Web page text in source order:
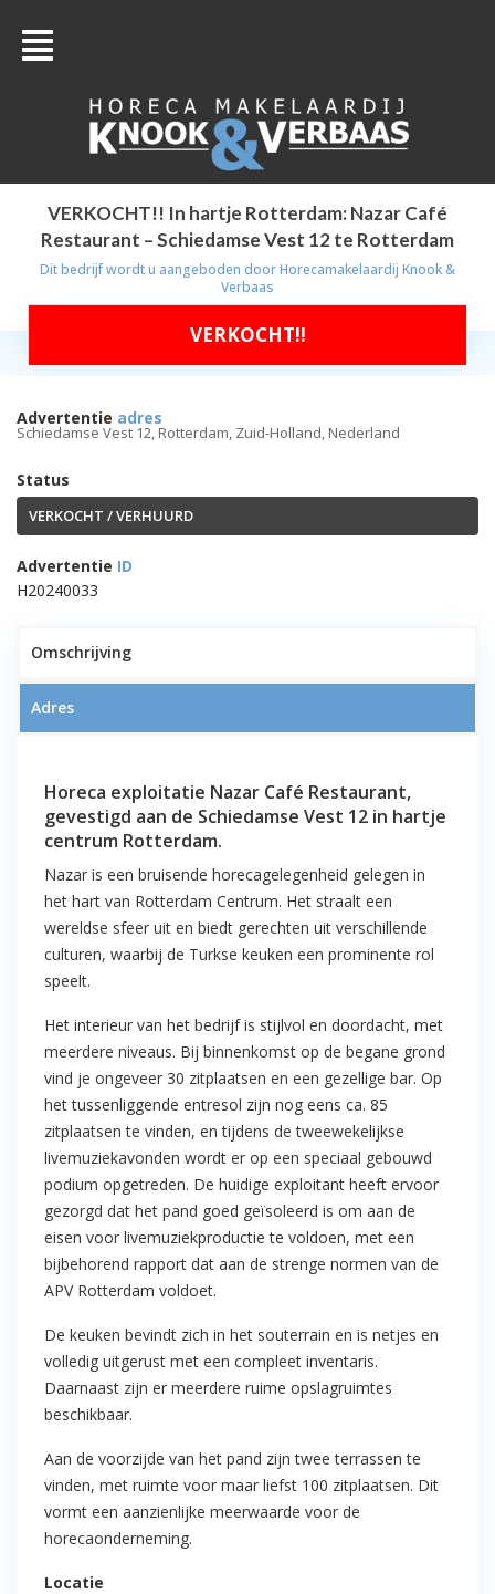
VERKOCHT!! In hartje Rotterdam: Nazar Café
Restaurant – Schiedamse Vest 12 te Rotterdam
Dit bedrijf wordt u aangeboden doorHorecamakelaardij Knook &
Verbaas
VERKOCHT!!
Advertentie adres
Schiedamse Vest 12, Rotterdam, Zuid-Holland, Nederland
Status
VERKOCHT / VERHUURD
Advertentie ID
H20240033
Nazar Café Restaurant –
Schiedamse Vest 12 te Rotterdam
Omschrijving
Adres
Horeca exploitatie Nazar Café Restaurant,
gevestigd aan de Schiedamse Vest 12 in hartje
centrum Rotterdam.
Nazar is een bruisende horecagelegenheid gelegen in
het hart van Rotterdam Centrum. Het straalt een
wereldse sfeer uit en biedt gerechten uit verschillende
culturen, waarbij de Turkse keuken een prominente rol
speelt.
Het interieur van het bedrijf is stijlvol en doordacht, met
meerdere niveaus. Bij binnenkomst op de begane grond
vind je ongeveer 30 zitplaatsen en een gezellige bar. Op
het tussenliggende entresol zijn nog eens ca. 85
zitplaatsen te vinden, en tijdens de tweewekelijkse
livemuziekavonden wordt er op een speciaal gebouwd
podium opgetreden. De huidige exploitant heeft ervoor
gezorgd dat het pand goed geïsoleerd is om aan de
eisen voor livemuziekproductie te voldoen, met een
bijbehorend rapport dat aan de strenge normen van de
APV Rotterdam voldoet.
De keuken bevindt zich in het souterrain en is netjes en
volledig uitgerust met een compleet inventaris.
Daarnaast zijn er meerdere ruime opslagruimtes
beschikbaar.
Aan de voorzijde van het pand zijn twee terrassen te
vinden, met ruimte voor maar liefst 100 zitplaatsen. Dit
vormt een aanzienlijke meerwaarde voor de
horecaonderneming.
Locatie